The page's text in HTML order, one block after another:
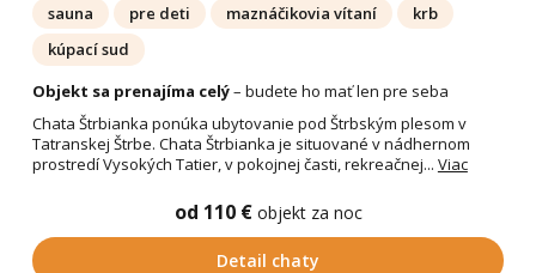
sauna
pre deti maznáčikovia vítaní
krb
kúpací sud
Objekt sa prenajíma celý– budete ho mať len pre seba
Chata Štrbianka ponúka ubytovanie pod Štrbským plesom v
Tatranskej Štrbe. Chata Štrbianka je situované v nádhernom
prostredí Vysokých Tatier, v pokojnej časti, rekreačnej... Viac
od 110 € objekt za noc
Detail chaty